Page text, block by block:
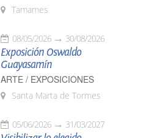
Tamames
08/05/2026 30/08/2026
Exposición Oswaldo
Guayasamín
ARTE / EXPOSICIONES
Santa Marta de Tormes
05/06/2026 31/03/2027